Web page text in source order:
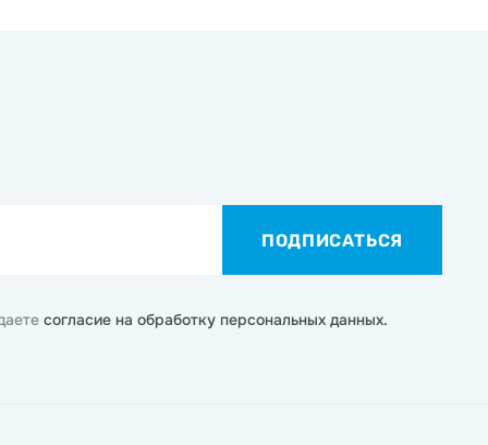
ПОДПИСАТЬСЯ
согласие на обработку персональных данных.